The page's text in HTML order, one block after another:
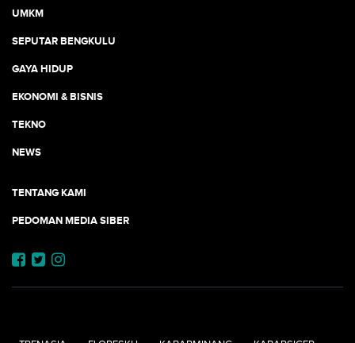
UMKM
SEPUTAR BENGKULU
GAYA HIDUP
EKONOMI & BISNIS
TEKNO
NEWS
TENTANG KAMI
PEDOMAN MEDIA SIBER